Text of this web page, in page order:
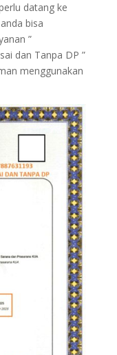
datang ke
bisa
”
dan Tanpa DP ”
menggunakan